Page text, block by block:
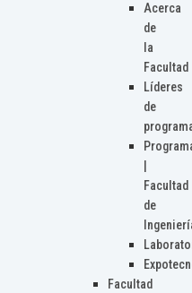
Acerca
de
la
Facultad
Líderes
de
Facultad
de
Facultad